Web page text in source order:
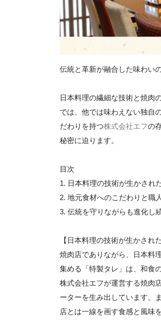
伝統と革新が融合した味わい
日本料理の繊細な技術と焼肉
では、他では味わえない独自
だわりを持つ株式会社エフの
秘密に迫ります。
目次
1. 日本料理の技術が生かされ
2. 地元食材へのこだわりと職
3. 伝統を守りながらも進化し
【日本料理の技術が生かされ
焼肉店でありながら、日本料
集める「特製タレ」は、和食
株式会社エフが運営する焼肉
ーターを生み出しています。
店とは一線を画す食感と風味